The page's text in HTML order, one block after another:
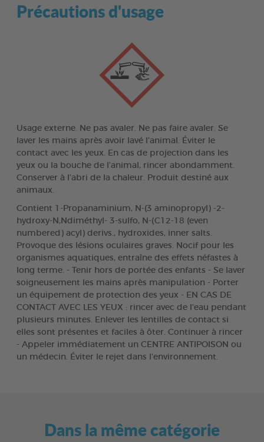
Précautions d'usage
Usage externe. Ne pas avaler. Ne pas faire avaler. Se
laver les mains après avoir lavé l’animal. Éviter le
contact avec les yeux. En cas de projection dans les
yeux ou la bouche de l’animal, rincer abondamment.
Conserver à l’abri de la chaleur. Produit destiné aux
animaux.
Contient 1-Propanaminium, N-(3 aminopropyl) -2-
hydroxy-N,Ndiméthyl- 3-sulfo, N-(C12-18 (even
numbered) acyl) derivs., hydroxides, inner salts.
Provoque des lésions oculaires graves. Nocif pour les
organismes aquatiques, entraîne des effets néfastes à
long terme. - Tenir hors de portée des enfants - Se laver
soigneusement les mains après manipulation - Porter
un équipement de protection des yeux - EN CAS DE
CONTACT AVEC LES YEUX : rincer avec de l’eau pendant
plusieurs minutes. Enlever les lentilles de contact si
elles sont présentes et faciles à ôter. Continuer à rincer
- Appeler immédiatement un CENTRE ANTIPOISON ou
un médecin. Éviter le rejet dans l'environnement.
Dans la même catégorie